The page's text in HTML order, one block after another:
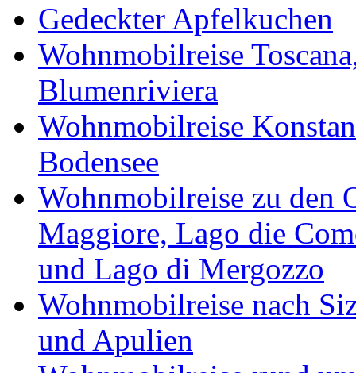
Gedeckter Apfelkuchen
Wohnmobilreise
Blumenriviera
Wohnmobilreise
Bodensee
Wohnmobilreise zu den
Maggiore, Lago die
und Lago di Mergozzo
Wohnmobilreise nach
und Apulien